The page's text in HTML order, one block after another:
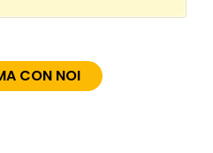
CON NOI